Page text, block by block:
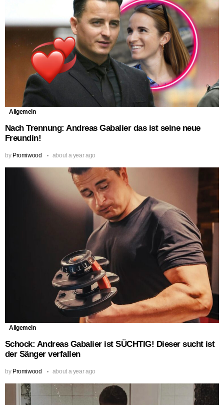
Allgemein
Nach Trennung: Andreas Gabalier das ist seine neue
Freundin!
by Promiwood about a year ago
Allgemein
Schock: Andreas Gabalier ist SÜCHTIG! Dieser sucht ist
der Sänger verfallen
by Promiwood about a year ago